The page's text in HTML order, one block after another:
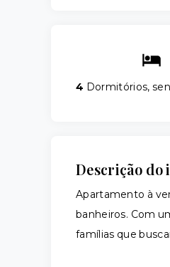
4 Dormitórios,
Descrição do
Apartamento à
banheiros. Com
famílias que